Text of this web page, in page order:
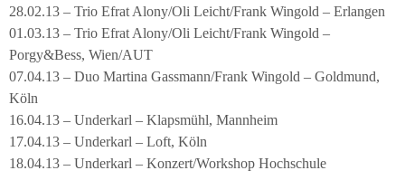
28.02.13 – Trio Efrat Alony/Oli Leicht/Frank Wingold – Erlangen
01.03.13 – Trio Efrat Alony/Oli Leicht/Frank Wingold –
Porgy&Bess, Wien/AUT
07.04.13 – Duo Martina Gassmann/Frank Wingold – Goldmund,
Köln
16.04.13 – Underkarl – Klapsmühl, Mannheim
17.04.13 – Underkarl – Loft, Köln
18.04.13 – Underkarl – Konzert/Workshop Hochschule